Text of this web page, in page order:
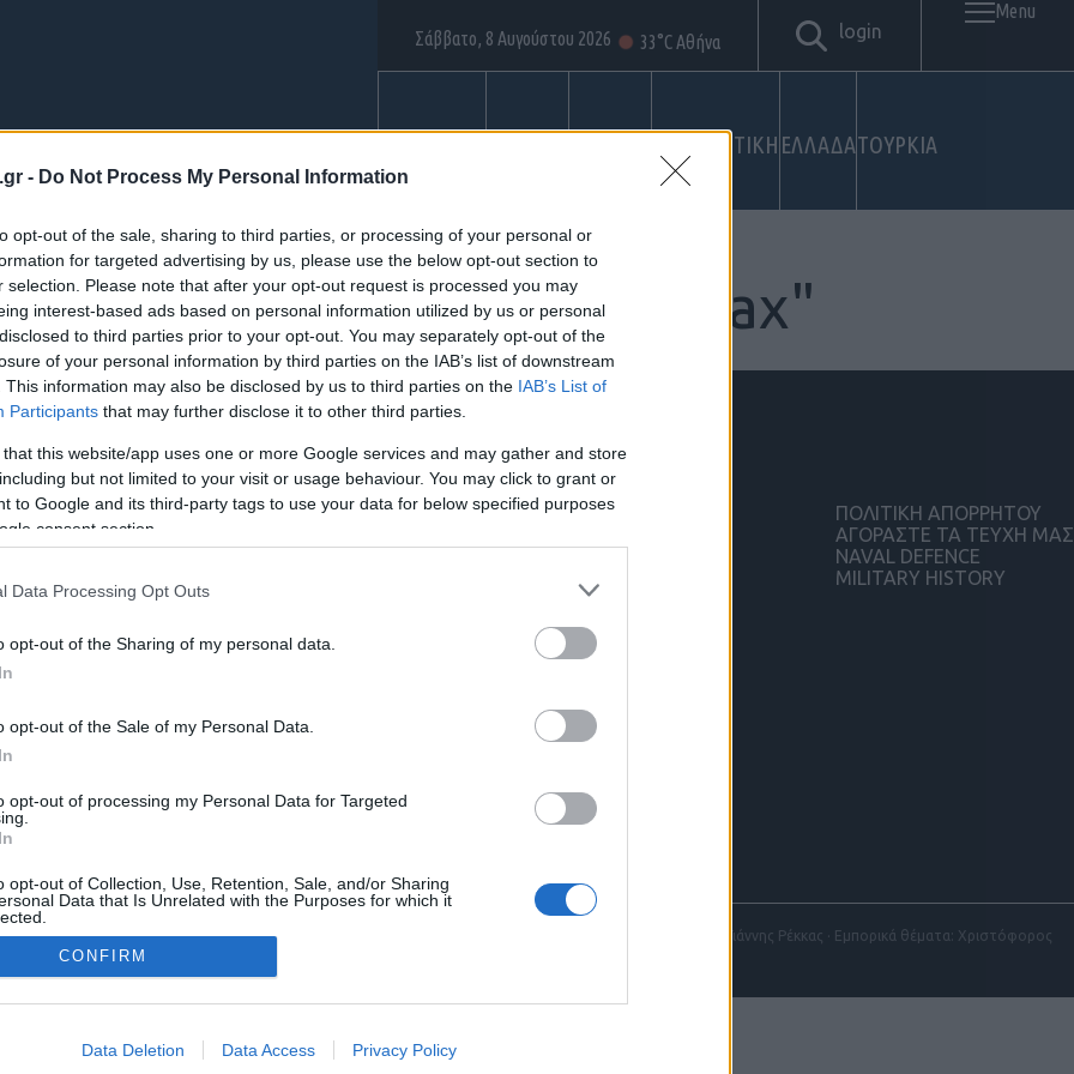
- Do Not Process My Personal Information
opt-out of the sale, sharing to third parties, or processing of your personal or
for targeted advertising by us, please use the below opt-out section to
selection. Please note that after your opt-out request is processed you may
interest-based ads based on personal information utilized by us or personal
to third parties prior to your opt-out. You may separately opt-out of the
of your personal information by third parties on the IAB’s list of downstream
This information may also be disclosed by us to third parties on the IAB’s List of
Participants that may further disclose it to other third parties.
that this website/app uses one or more Google services and may gather and store
but not limited to your visit or usage behaviour. You may click to grant or
to Google and its third-party tags to use your data for below specified purposes
consent section.
Data Processing Opt Outs
opt-out of the Sharing of my personal data.
opt-out of the Sale of my Personal Data.
opt-out of processing my Personal Data for Targeted
opt-out of Collection, Use, Retention, Sale, and/or Sharing
Data that Is Unrelated with the Purposes for which it
allow Google to enable storage related to advertising like cookies on
CONFIRM
Data Deletion Data Access Privacy Policy
ΓΕΩΠΟΛΙΤΙΚΗ ΕΛΛΑΔΑΤΟΥΡΚΙΑ
Σάββατο, 8 Αυγούστου 2026 33°C Αθήνα login
Menu
텔레:bpmc55÷◆센트립vimax"
ΠΟΛΙΤΙΚΗ ΑΠΟΡΡΗΤΟΥ
ΑΓΟΡΑΣΤΕ ΤΑ ΤΕΥΧΗ ΜΑΣ
NAVAL DEFENCE
MILITARY HISTORY
· Εκδότης-Διευθυντής: Φαίδων Καραϊωσηφίδης · Αρχισυντάκτης: Χρήστος Κτενάς · Υπεύθυνος Ύλης: Γιάννης Ρέκκας · Εμπορικά θέματα: Χριστόφορος
Χαντιώνας · Διοίκηση: Αριάδνη Καραϊωσηφίδη.